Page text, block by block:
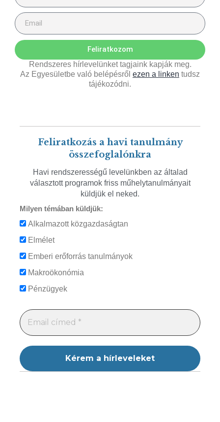
Feliratkozom
Rendszeres hírlevelünket tagjaink kapják meg.
Az Egyesületbe való belépésről ezen a linken tudsz
tájékozódni.
Feliratkozás a havi tanulmány
összefoglalónkra
Havi rendszerességű levelünkben az általad
választott programok friss műhelytanulmányait
küldjük el neked.
Milyen témában küldjük:
Alkalmazott közgazdaságtan
Elmélet
Emberi erőforrás tanulmányok
Makroökonómia
Pénzügyek